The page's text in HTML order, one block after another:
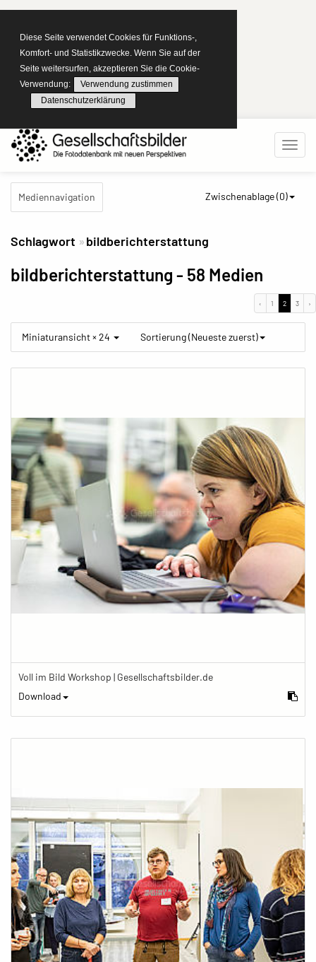
Diese Seite verwendet Cookies für Funktions-,
Komfort- und Statistikzwecke. Wenn Sie auf der
Seite weitersurfen, akzeptieren Sie die Cookie-
Verwendung:
Verwendung zustimmen
Datenschutzerklärung
Mediennavigation Zwischenablage (0)
Schlagwort bildberichterstattung
bildberichterstattung - 58 Medien
‹ 1 2 3 ›
Miniaturansicht × 24 Sortierung (Neueste zuerst)
Voll im Bild Workshop | Gesellschaftsbilder.de
Download